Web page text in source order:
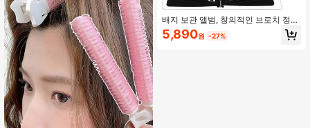
배지 보관 앨범, 창의적인 브로치 정리
컬렉션 북, 다페이지 대용량 배지 보관
노트북, 카툰 배지 디스플레이 컬렉션
5,890원 -27%